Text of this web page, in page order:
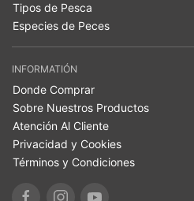
Tipos de Pesca
Especies de Peces
INFORMATIÓN
Donde Comprar
Sobre Nuestros Productos
Atención Al Cliente
Privacidad y Cookies
Términos y Condiciones